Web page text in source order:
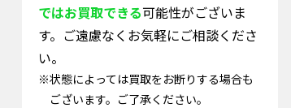
ではお買取できる可能性がございま
す。ご遠慮なくお気軽にご相談くださ
い。
※状態によっては買取をお断りする場合も
ございます。ご了承ください。